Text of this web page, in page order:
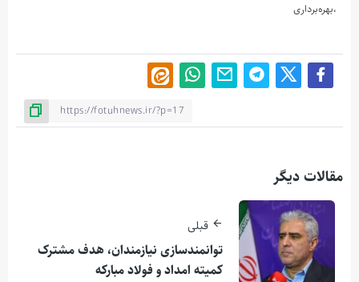
،بهره‌برداری
مقالات دیگر
قبلی
توانمندسازی نیازمندان، هدف مشترک
کمیته امداد و فولاد مبارکه